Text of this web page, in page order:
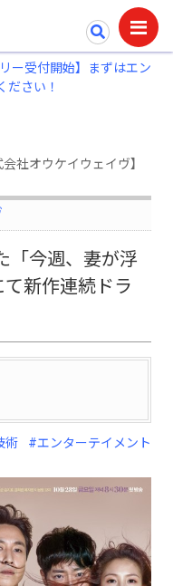
ー受付開始】まずはエン
ださい！
会社オウケイウェイヴ】「
「今週、妻が浮
新作連続ドラ
術 #エンターテイメント